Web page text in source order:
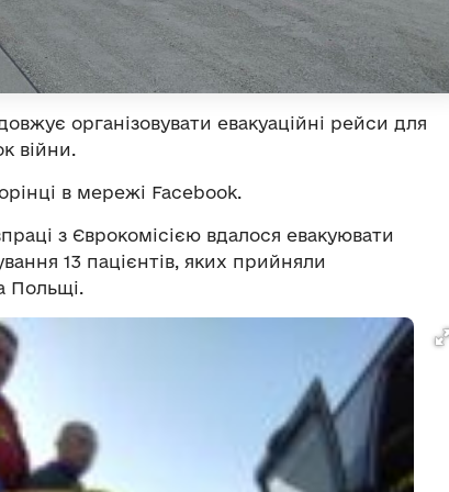
організовувати евакуаційні рейси для
війни.
в мережі Facebook.
з Єврокомісією вдалося евакуювати
13 пацієнтів, яких прийняли
Польщі.